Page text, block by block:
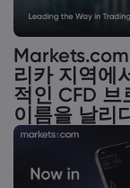
리카 지역에
적인 CFD 브
이름을 날리